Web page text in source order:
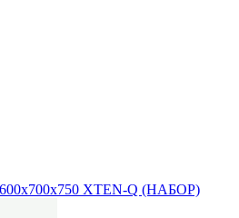
XTEN-Q (НАБОР)